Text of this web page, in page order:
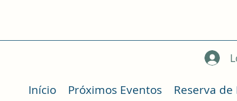
Início Próximos Eventos Reserva de